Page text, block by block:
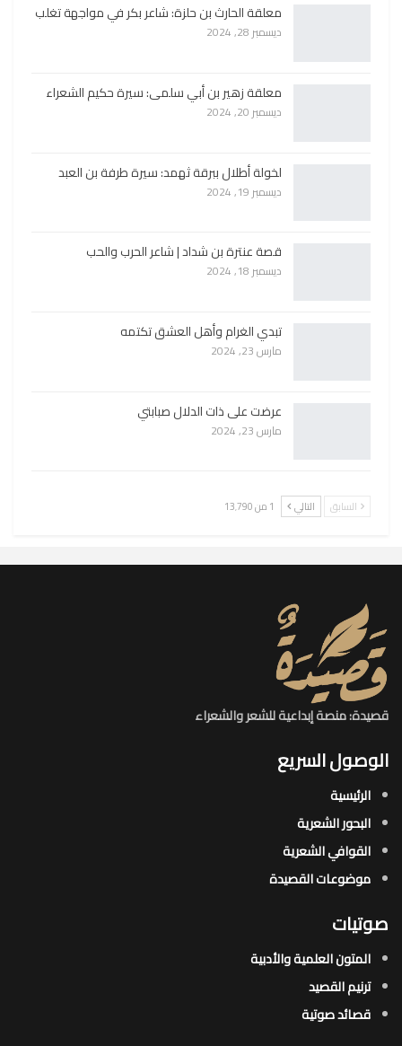
معلقة الحارث بن حلزة: شاعر بكر في مواجهة تغلب
ديسمبر 28, 2024
معلقة زهير بن أبي سلمى: سيرة حكيم الشعراء
ديسمبر 20, 2024
لخولة أطلال ببرقة ثهمد: سيرة طرفة بن العبد
ديسمبر 19, 2024
قصة عنترة بن شداد | شاعر الحرب والحب
ديسمبر 18, 2024
تبدي الغرام وأهل العشق تكتمه
مارس 23, 2024
عرضت على ذات الدلال صبابتي
مارس 23, 2024
السابق التالي 1 من 13٬790
قصيدة: منصة إبداعية للشعر والشعراء
الوصول السريع
الرئيسية
البحور الشعرية​
القوافي الشعرية​
موضوعات القصيدة​
صوتيات
المتون العلمية والأدبية
ترنيم القصيد
قصائد صوتية